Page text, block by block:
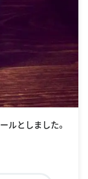
ルとしました。